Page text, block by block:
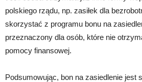
polskiego rządu, np. zasiłek dla
skorzystać z programu bonu na
przeznaczony dla osób, które nie
pomocy finansowej.
Podsumowując, bon na zasiedlenie jest